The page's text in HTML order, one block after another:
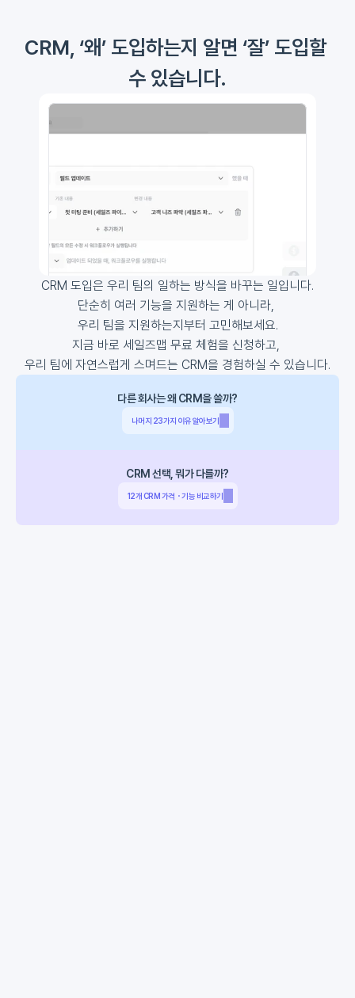
CRM, ‘왜’ 도입하는지 알면 ‘잘’ 도입할
수 있습니다.
CRM 도입은 우리 팀의 일하는 방식을 바꾸는 일입니다.
단순히 여러 기능을 지원하는 게 아니라,
우리 팀을 지원하는지부터 고민해보세요.
지금 바로 세일즈맵 무료 체험을 신청하고,
우리 팀에 자연스럽게 스며드는 CRM을 경험하실 수 있습니다.
다른 회사는 왜 CRM을 쓸까?
나머지 23가지 이유 알아보기
CRM 선택, 뭐가 다를까?
12개 CRM 가격・기능 비교하기